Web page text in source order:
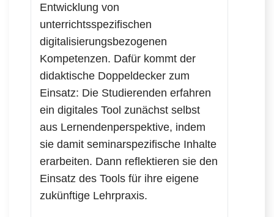
Entwicklung von
unterrichtsspezifischen
digitalisierungsbezogenen
Kompetenzen. Dafür kommt der
didaktische Doppeldecker zum
Einsatz: Die Studierenden erfahren
ein digitales Tool zunächst selbst
aus Lernendenperspektive, indem
sie damit seminarspezifische Inhalte
erarbeiten. Dann reflektieren sie den
Einsatz des Tools für ihre eigene
zukünftige Lehrpraxis.